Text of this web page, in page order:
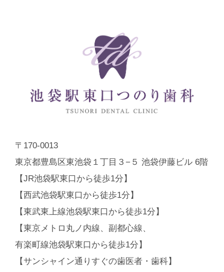
〒170-0013
東京都豊島区東池袋１丁目３−５ 池袋伊藤ビル 6階
【JR池袋駅東口から徒歩1分】
【西武池袋駅東口から徒歩1分】
【東武東上線池袋駅東口から徒歩1分】
【東京メトロ丸ノ内線、副都心線、
有楽町線池袋駅東口から徒歩1分】
【サンシャイン通りすぐの歯医者・歯科】